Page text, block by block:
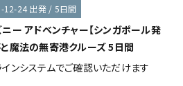
12-24 出発 / 5日間
ニー アドベンチャー【シンガポール発
と魔法の無寄港クルーズ 5日間
インシステムでご確認いただけます